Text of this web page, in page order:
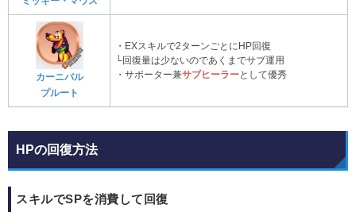
カーニバル
プルート
・EXスキルで2ターンごとにHP回復
└回復量は少ないのであくまでサブ運用
・サポーター兼サブヒーラーとして優秀
HPの回復方法
スキルでSPを消費して回復